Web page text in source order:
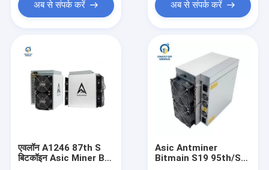
अब से संपर्क करें अब से संपर्क करें
एवलॉन A1246 87th S
बिटकॉइन Asic Miner Btc
Asic Antminer
Bitmain S19 95th/S